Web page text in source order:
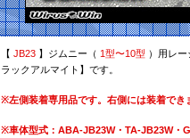
【 JB23 】ジムニー（ 1型〜10型 ）用レ
ラックアルマイト】です。
※左側装着専用品です。右側には装着でき
※車体型式：ABA-JB23W・TA-JB23W・